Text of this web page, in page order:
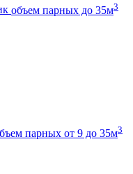
объем парных до 35м3
парных от 9 до 35м3